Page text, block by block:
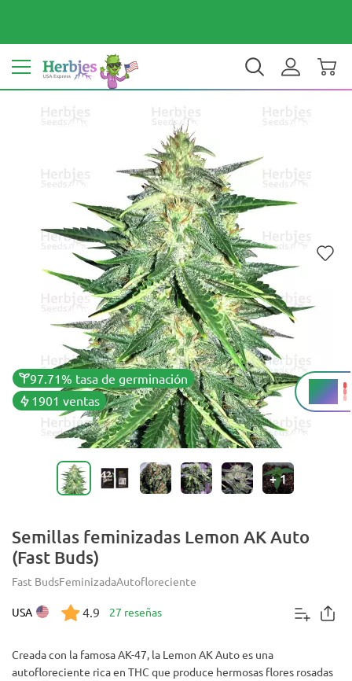
Tu país: Estados Unidos $ USD ES
97.71% tasa de germinación
1901 ventas
24%
THC
+1
Semillas feminizadas Lemon AK Auto
(Fast Buds)
Fast BudsFeminizadaAutofloreciente
USA 4.9 27 reseñas
Creada con la famosa AK-47, la Lemon AK Auto es una
autofloreciente rica en THC que produce hermosas flores rosadas